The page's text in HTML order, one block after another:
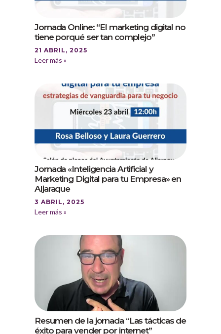
Jornada Online: “El marketing digital no
tiene porqué ser tan complejo”
21 ABRIL, 2025
Leer más »
Jornada «Inteligencia Artificial y
Marketing Digital para tu Empresa» en
Aljaraque
3 ABRIL, 2025
Leer más »
Resumen de la jornada “Las tácticas de
éxito para vender por internet”